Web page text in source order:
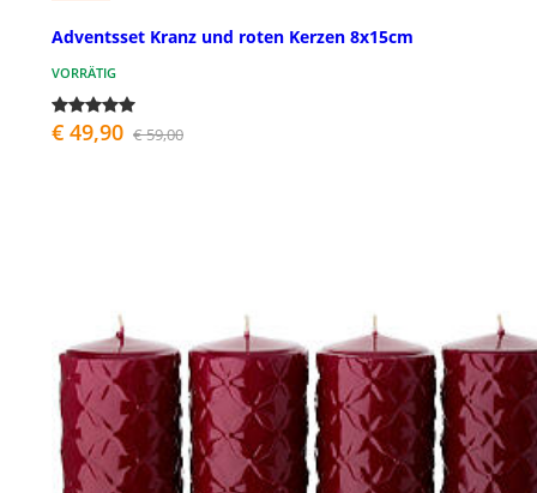
Adventsset Kranz und roten Kerzen 8x15cm
VORRÄTIG
€ 49,90 € 59,00